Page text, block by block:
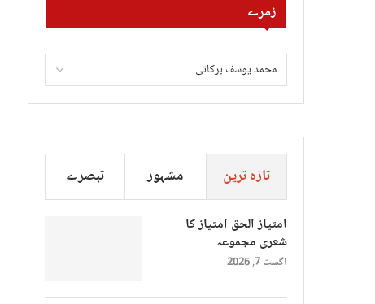
زمرے
تازہ ترین مشہور تبصرے
امتیاز الحق امتیاز کا
شعری مجموعہ
اگست 7, 2026